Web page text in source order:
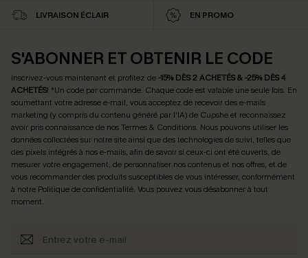
LIVRAISON ÉCLAIR EN PROMO
S'ABONNER ET OBTENIR LE CODE
Inscrivez-vous maintenant et profitez de -15% DÈS 2 ACHETÉS & -25% DÈS 4
ACHETÉS! *Un code par commande. Chaque code est valable une seule fois. En
soumettant votre adresse e-mail, vous acceptez de recevoir des e-mails
marketing (y compris du contenu généré par l'IA) de Cupshe et reconnaissez
avoir pris connaissance de nosTermes & Conditions. Nous pouvons utiliser les
données collectées sur notre site ainsi que des technologies de suivi, telles que
des pixels intégrés à nos e-mails, afin de savoir si ceux-ci ont été ouverts, de
mesurer votre engagement, de personnaliser nos contenus et nos offres, et de
vous recommander des produits susceptibles de vous intéresser, conformément
à notre Politique de confidentialité. Vous pouvez vous désabonner à tout
moment.